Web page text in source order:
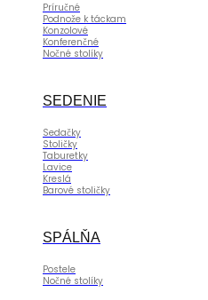
Príručné
Podnože k táckam
Konzolové
Konferenčné
Nočné stolíky
SEDENIE
Sedačky
Stoličky
Taburetky
Lavice
Kreslá
Barové stoličky
SPÁLŇA
Postele
Nočné stolíky